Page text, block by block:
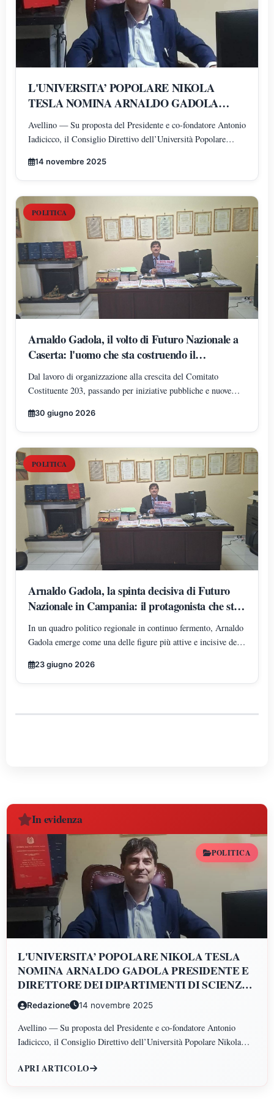
L'UNIVERSITA’ POPOLARE NIKOLA
TESLA NOMINA ARNALDO GADOLA
PRESIDENTE E DIRETTORE DEI
DIPARTIMENTI DI SCIENZE GIURIDICHE,
ECONOMICHE, SCIENZE POLITICHE,
PSICOLOGIA, SCIENZE UMANE,
FILOSOFIA E PEDAGOGIA
Avellino — Su proposta del Presidente e co-fondatore Antonio
Iadicicco, il Consiglio Direttivo dell’Università Popolare
articolato nei Dipartimenti di Scienze Giuridiche ed
Economiche, Scienze Politiche, Psicologia, Scienze Umane,
Filosofia e Pedagogia.
14 novembre 2025
POLITICA
Arnaldo Gadola, il volto di Futuro Nazionale a
Caserta: l'uomo che sta costruendo il
radicamento del movimento sul territorio
Dal lavoro di organizzazione alla crescita del Comitato
Costituente 203, passando per iniziative pubbliche e nuove
dell'espansione di Futuro Nazionale nella provincia di Caserta.
30 giugno 2026
POLITICA
Arnaldo Gadola, la spinta decisiva di Futuro
Nazionale in Campania: il protagonista che sta
ridisegnando gli equilibri territoriali
In un quadro politico regionale in continuo fermento, Arnaldo
Gadola emerge come una delle figure più attive e incisive del
modello di leadership territoriale determinata, strutturata e in
costante espansione.
23 giugno 2026
In evidenza
POLITICA
L'UNIVERSITA’ POPOLARE NIKOLA TESLA
NOMINA ARNALDO GADOLA PRESIDENTE E
DIRETTORE DEI DIPARTIMENTI DI SCIENZE
GIURIDICHE, ECONOMICHE, SCIENZE
POLITICHE, PSICOLOGIA, SCIENZE UMANE,
FILOSOFIA E PEDAGOGIA
Redazione 14 novembre 2025
Avellino — Su proposta del Presidente e co-fondatore Antonio
Iadicicco, il Consiglio Direttivo dell’Università Popolare Nikola
Dipartimenti di Scienze Giuridiche ed Economiche, Scienze
APRI ARTICOLO